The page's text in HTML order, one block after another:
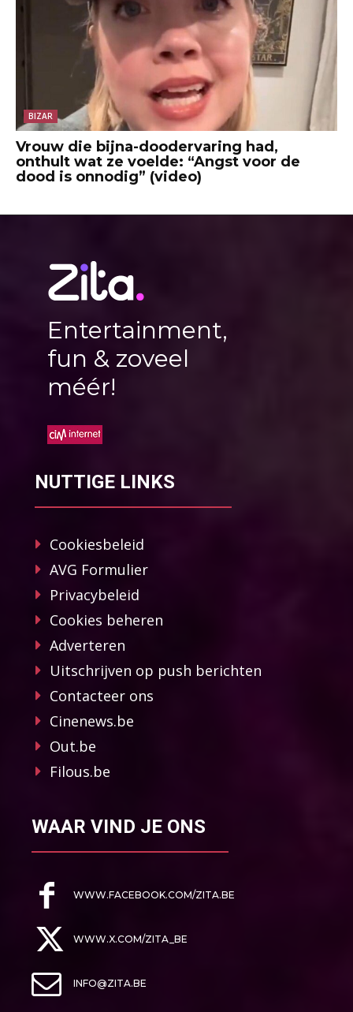
BIZAR
Vrouw die bijna-doodervaring had,
onthult wat ze voelde: “Angst voor de
dood is onnodig” (video)
Entertainment,
fun & zoveel
méér!
NUTTIGE LINKS
Cookiesbeleid
AVG Formulier
Privacybeleid
Cookies beheren
Adverteren
Uitschrijven op push berichten
Contacteer ons
Cinenews.be
Out.be
Filous.be
WAAR VIND JE ONS
WWW.FACEBOOK.COM/ZITA.BE
WWW.X.COM/ZITA_BE
INFO@ZITA.BE